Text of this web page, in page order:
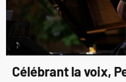
Célébrant la voix,